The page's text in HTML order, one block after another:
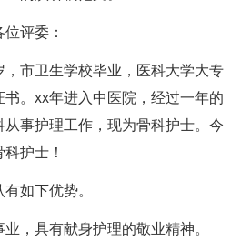
评委：
，市卫生学校毕业，医科大学大专
。xx年进入中医院，经过一年的
事护理工作，现为骨科护士。今
护士！
如下优势。
，具有献身护理的敬业精神。